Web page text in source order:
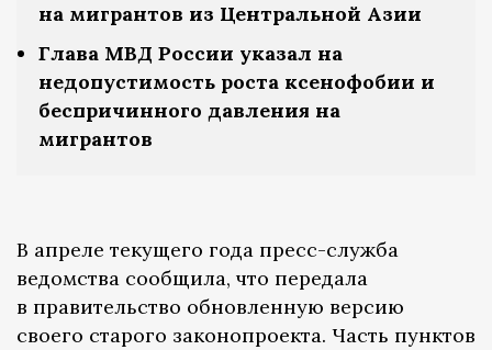
на мигрантов из Центральной Азии
Глава МВД России указал на
недопустимость роста ксенофобии и
беспричинного давления на
мигрантов
В апреле текущего года пресс-служба
ведомства сообщила, что передала
в правительство обновленную версию
своего старого законопроекта. Часть пунктов